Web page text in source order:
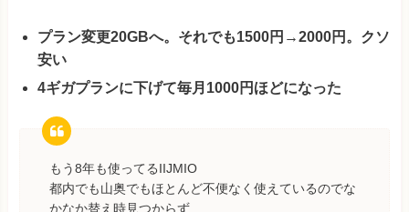
プラン変更20GBへ。それでも1500円→2000円。クソ
安い
4ギガプランに下げて毎月1000円ほどになった
もう8年も使ってるIIJMIO
都内でも山奥でもほとんど不便なく使えているのでな
かなか替え時見つからず